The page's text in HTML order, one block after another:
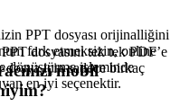
PPT dosyası orijinalliğini
fark etmeksizin, online
dönüştürme işleminde
en iyi seçenektir.
dosyasını tek tek PDF’e
için sadece birkaç
mobil